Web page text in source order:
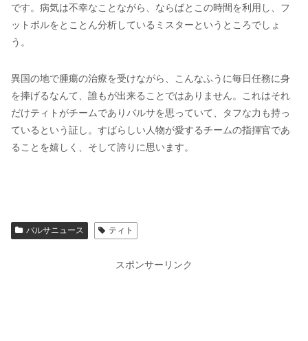
です。病気は不幸なことながら、ならばとこの時間を利用し、フ
ットボルをとことん分析しているミスターというところでしょ
う。
異国の地で腫瘍の治療を受けながら、こんなふうに毎日任務に身
を捧げるなんて、誰もが出来ることではありません。これはそれ
だけティトがチームでありバルサを思っていて、タフな力も持っ
ているという証し。すばらしい人物が愛するチームの指揮官であ
ることを嬉しく、そして誇りに思います。
バルサニュース ティト
スポンサーリンク